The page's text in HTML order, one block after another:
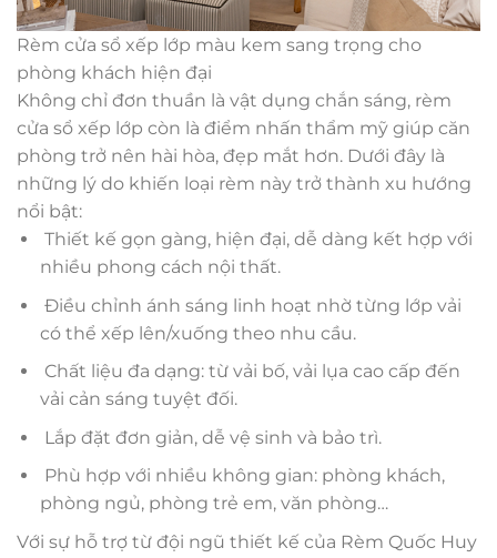
Rèm cửa sổ xếp lớp màu kem sang trọng cho
phòng khách hiện đại
Không chỉ đơn thuần là vật dụng chắn sáng, rèm
cửa sổ xếp lớp còn là điểm nhấn thẩm mỹ giúp căn
phòng trở nên hài hòa, đẹp mắt hơn. Dưới đây là
những lý do khiến loại rèm này trở thành xu hướng
nổi bật:
Thiết kế gọn gàng, hiện đại, dễ dàng kết hợp với
nhiều phong cách nội thất.
Điều chỉnh ánh sáng linh hoạt nhờ từng lớp vải
có thể xếp lên/xuống theo nhu cầu.
Chất liệu đa dạng: từ vải bố, vải lụa cao cấp đến
vải cản sáng tuyệt đối.
Lắp đặt đơn giản, dễ vệ sinh và bảo trì.
Phù hợp với nhiều không gian: phòng khách,
phòng ngủ, phòng trẻ em, văn phòng…
Với sự hỗ trợ từ đội ngũ thiết kế của Rèm Quốc Huy